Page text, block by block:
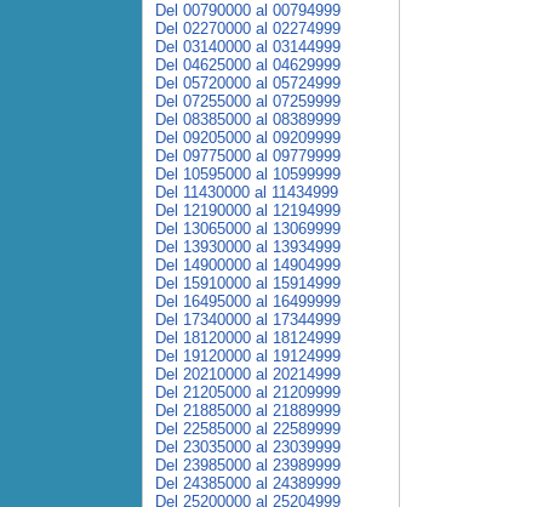
Del 00790000 al 00794999
Del 02270000 al 02274999
Del 03140000 al 03144999
Del 04625000 al 04629999
Del 05720000 al 05724999
Del 07255000 al 07259999
Del 08385000 al 08389999
Del 09205000 al 09209999
Del 09775000 al 09779999
Del 10595000 al 10599999
Del 11430000 al 11434999
Del 12190000 al 12194999
Del 13065000 al 13069999
Del 13930000 al 13934999
Del 14900000 al 14904999
Del 15910000 al 15914999
Del 16495000 al 16499999
Del 17340000 al 17344999
Del 18120000 al 18124999
Del 19120000 al 19124999
Del 20210000 al 20214999
Del 21205000 al 21209999
Del 21885000 al 21889999
Del 22585000 al 22589999
Del 23035000 al 23039999
Del 23985000 al 23989999
Del 24385000 al 24389999
Del 25200000 al 25204999